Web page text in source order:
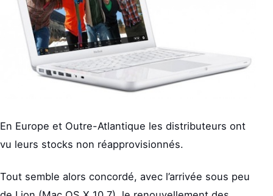
En Europe et Outre-Atlantique les distributeurs ont
vu leurs stocks non réapprovisionnés.
Tout semble alors concordé, avec l’arrivée sous peu